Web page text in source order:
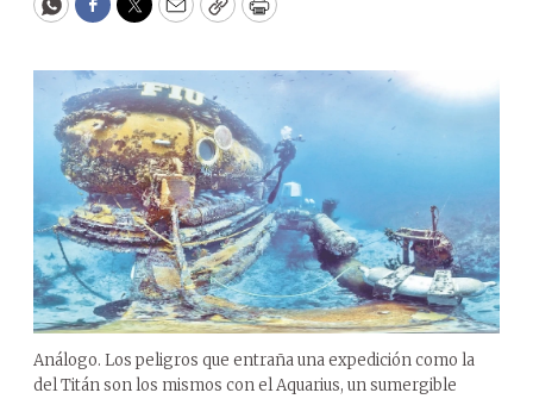
WhatsApp
Facebook
Twitter
EmailCopyPrint
Análogo. Los peligros que entraña una expedición como la
del Titán son los mismos con el Aquarius, un sumergible